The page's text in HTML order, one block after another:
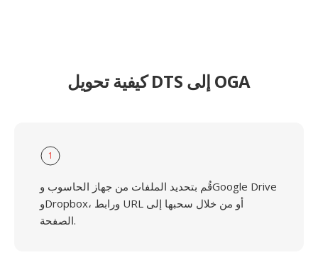
كيفية تحويل DTS إلى OGA
1
قُم بتحديد الملفات من جهاز الحاسوب وGoogle Drive
وDropbox، ورابط URL أو من خلال سحبها إلى
الصفحة.